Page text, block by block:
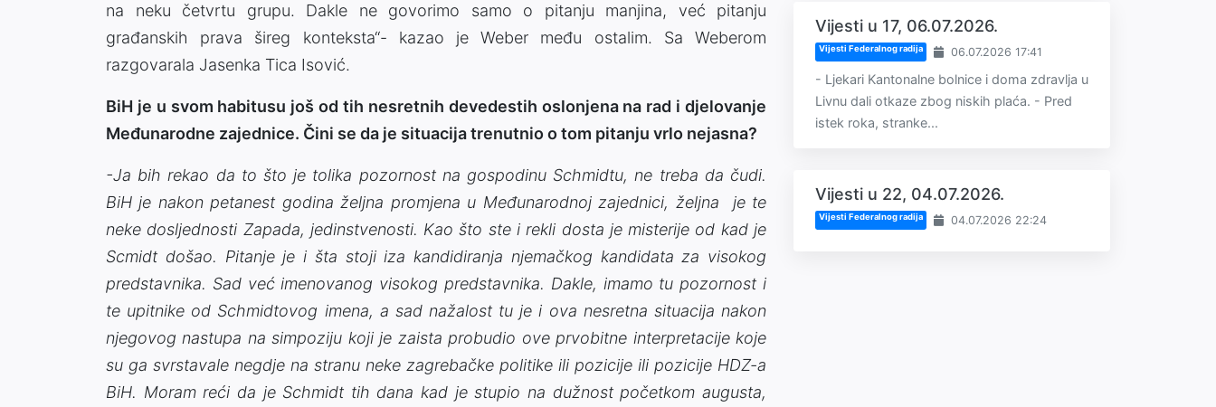
na neku četvrtu grupu. Dakle ne govorimo samo o pitanju manjina, već pitanju
građanskih prava šireg konteksta“- kazao je Weber među ostalim. Sa Weberom
razgovarala Jasenka Tica Isović.
BiH je u svom habitusu još od tih nesretnih devedestih oslonjena na rad i djelovanje
Međunarodne zajednice. Čini se da je situacija trenutnio o tom pitanju vrlo nejasna?
-Ja bih rekao da to što je tolika pozornost na gospodinu Schmidtu, ne treba da čudi.
BiH je nakon petanest godina željna promjena u Međunarodnoj zajednici, željna je te
neke dosljednosti Zapada, jedinstvenosti. Kao što ste i rekli dosta je misterije od kad je
Scmidt došao. Pitanje je i šta stoji iza kandidiranja njemačkog kandidata za visokog
predstavnika. Sad već imenovanog visokog predstavnika. Dakle, imamo tu pozornost i
te upitnike od Schmidtovog imena, a sad nažalost tu je i ova nesretna situacija nakon
njegovog nastupa na simpoziju koji je zaista probudio ove prvobitne interpretacije koje
su ga svrstavale negdje na stranu neke zagrebačke politike ili pozicije ili pozicije HDZ-a
BiH. Moram reći da je Schmidt tih dana kad je stupio na dužnost početkom augusta,
Vijesti u 17, 06.07.2026.
Vijesti Federalnog radija 06.07.2026 17:41
- Ljekari Kantonalne bolnice i doma zdravlja u
Livnu dali otkaze zbog niskih plaća. - Pred
istek roka, stranke...
Vijesti u 22, 04.07.2026.
Vijesti Federalnog radija 04.07.2026 22:24